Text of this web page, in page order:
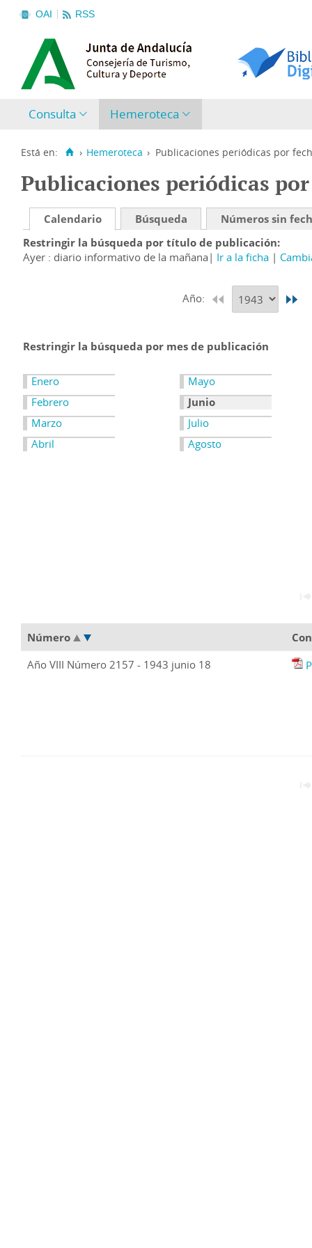
OAI RSS
Consulta Hemeroteca
Está en: › Hemeroteca › Publicaciones periódicas por
Publicaciones periódicas
Calendario Búsqueda
Números sin
Restringir la búsqueda por título de publicación
Ayer : diario informativo de la mañana
Ir a la ficha
Año:
Restringir la búsqueda por mes de publicación
Enero
Febrero
Marzo
Abril
Mayo
Junio
Julio
Agosto
Número
Año VIII Número 2157 - 1943 junio 18